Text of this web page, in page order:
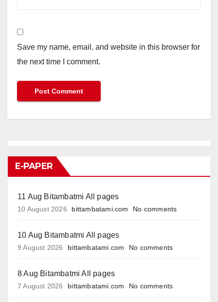
Save my name, email, and website in this browser for
the next time I comment.
E-PAPER
11 Aug Bitambatmi All pages
10 August 2026 bittambatami.com No comments
10 Aug Bitambatmi All pages
9 August 2026 bittambatami.com No comments
8 Aug Bitambatmi All pages
7 August 2026 bittambatami.com No comments